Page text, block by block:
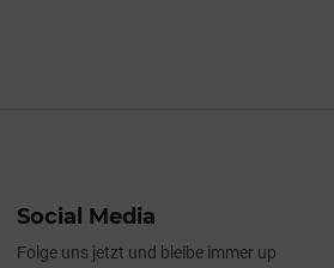
Social Media
Folge uns jetzt und bleibe immer up